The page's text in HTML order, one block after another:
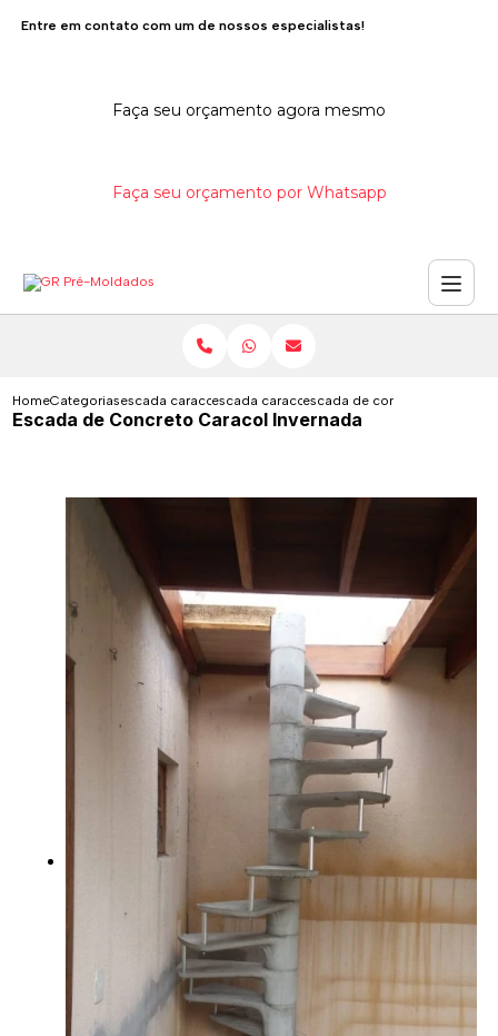
Entre em contato com um de nossos especialistas!
Faça seu orçamento agora mesmo
Faça seu orçamento por Whatsapp
HomeCategoriasescada caracol de concretoescada caracol de concreto com corrimao
escada de concreto caracol
Escada de Concreto Caracol Invernada